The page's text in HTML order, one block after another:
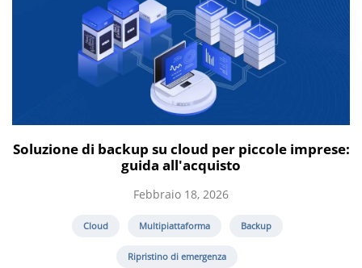
Soluzione di backup su cloud per piccole imprese:
guida all'acquisto
Febbraio 18, 2026
Cloud Multipiattaforma Backup
Ripristino di emergenza